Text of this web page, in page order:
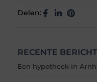
Delen:
RECENTE
Een hypotheek in